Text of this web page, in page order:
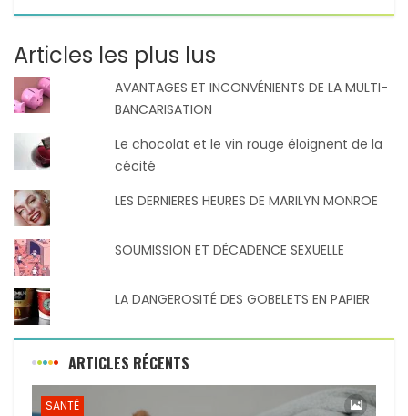
Articles les plus lus
AVANTAGES ET INCONVÉNIENTS DE LA MULTI-
BANCARISATION
Le chocolat et le vin rouge éloignent de la
cécité
LES DERNIERES HEURES DE MARILYN MONROE
SOUMISSION ET DÉCADENCE SEXUELLE
LA DANGEROSITÉ DES GOBELETS EN PAPIER
ARTICLES RÉCENTS
SANTÉ